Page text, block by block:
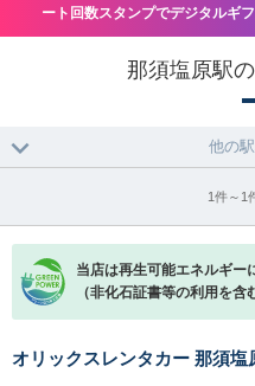
ート回数スタンプでデジタルギ
那須塩原駅
他の
1件～1
当店は再生可能エネルギー
（非化石証書等の利用を含
オリックスレンタカー 那須塩